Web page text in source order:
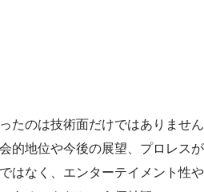
たのは技術面だけではありません
的地位や今後の展望、プロレスが
はなく、エンターテイメント性や